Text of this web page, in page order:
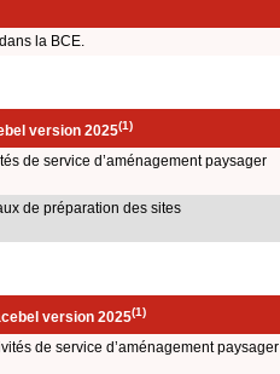
la BCE.
version 2025(1)
de service d’aménagement paysager
de préparation des sites
version 2025(1)
de service d’aménagement paysager